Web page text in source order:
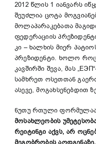
2012 წლის 1 იანვარს
შეუძლია ცოტა
მოლაპარაკებათა
ფედერაციის
კი – ხალხის მიერ
პრეზიდენტი. ხოლო
კავშირში შევა, მას
სამხრეთ ოსეთთან
ასევე, მოგახსენებდით
ნუთუ რთული
მოსახლეობის
რეიტინგი აქვს, არ